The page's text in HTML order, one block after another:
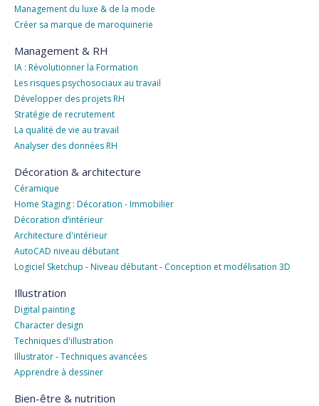
Management du luxe & de la mode
Créer sa marque de maroquinerie
Management & RH
IA : Révolutionner la Formation
Les risques psychosociaux au travail
Développer des projets RH
Stratégie de recrutement
La qualité de vie au travail
Analyser des données RH
Décoration & architecture
Céramique
Home Staging : Décoration - Immobilier
Décoration d’intérieur
Architecture d'intérieur
AutoCAD niveau débutant
Logiciel Sketchup - Niveau débutant - Conception et modélisation 3D
Illustration
Digital painting
Character design
Techniques d'illustration
Illustrator - Techniques avancées
Apprendre à dessiner
Bien-être & nutrition